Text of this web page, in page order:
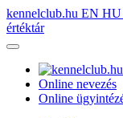
kennelclub.hu EN HU
értéktár
Online nevezés
Online